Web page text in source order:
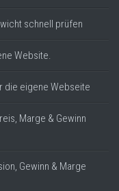
schnell prüfen
Website.
die eigene Webseite
Marge & Gewinn
Gewinn & Marge